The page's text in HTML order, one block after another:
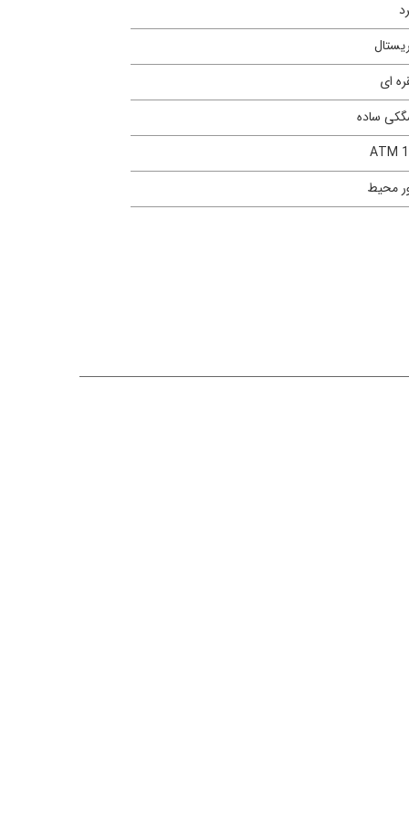
ای
ساده
محیط